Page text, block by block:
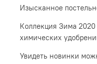
Изысканное
Коллекция Зима
химических
Увидеть новинки